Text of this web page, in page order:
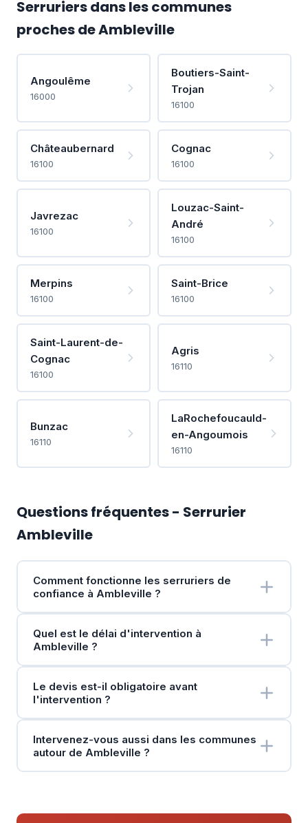
Serruriers dans les communes
proches de Ambleville
Angoulême
16000
Boutiers-Saint-
Trojan
16100
Châteaubernard
16100
Cognac
16100
Javrezac
16100
Louzac-Saint-
André
16100
Merpins
16100
Saint-Brice
16100
Saint-Laurent-de-
Cognac
16100
Agris
16110
Bunzac
16110
LaRochefoucauld-
en-Angoumois
16110
Questions fréquentes - Serrurier
Ambleville
Comment fonctionne les serruriers de
confiance à Ambleville ?
Quel est le délai d'intervention à
Ambleville ?
Le devis est-il obligatoire avant
l'intervention ?
Intervenez-vous aussi dans les communes
autour de Ambleville ?